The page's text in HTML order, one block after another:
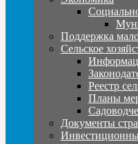
Поддержка
Сельское
Реестр
Планы
Документы